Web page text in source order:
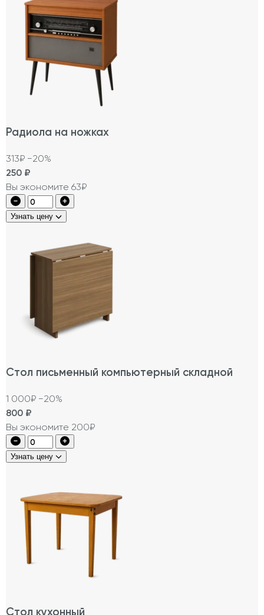
Радиола на ножках
313₽ −20%
250 ₽
Вы экономите 63₽
Узнать цену
Стол письменный компьютерный складной
1 000₽ −20%
800 ₽
Вы экономите 200₽
Узнать цену
Стол кухонный